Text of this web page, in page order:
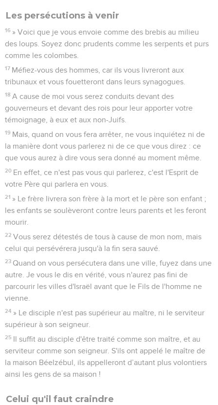
Les persécutions à venir
16 » Voici que je vous envoie comme des brebis au milieu
des loups. Soyez donc prudents comme les serpents et purs
comme les colombes.
17 Méfiez-vous des hommes, car ils vous livreront aux
tribunaux et vous fouetteront dans leurs synagogues.
18 A cause de moi vous serez conduits devant des
gouverneurs et devant des rois pour leur apporter votre
témoignage, à eux et aux non-Juifs.
19 Mais, quand on vous fera arrêter, ne vous inquiétez ni de
la manière dont vous parlerez ni de ce que vous direz : ce
que vous aurez à dire vous sera donné au moment même.
20 En effet, ce n'est pas vous qui parlerez, c'est l'Esprit de
votre Père qui parlera en vous.
21 » Le frère livrera son frère à la mort et le père son enfant ;
les enfants se soulèveront contre leurs parents et les feront
mourir.
22 Vous serez détestés de tous à cause de mon nom, mais
celui qui persévérera jusqu'à la fin sera sauvé.
23 Quand on vous persécutera dans une ville, fuyez dans une
autre. Je vous le dis en vérité, vous n'aurez pas fini de
parcourir les villes d'Israël avant que le Fils de l'homme ne
vienne.
24 » Le disciple n'est pas supérieur au maître, ni le serviteur
supérieur à son seigneur.
25 Il suffit au disciple d'être traité comme son maître, et au
serviteur comme son seigneur. S'ils ont appelé le maître de
la maison Béelzébul, ils appelleront d’autant plus volontiers
ainsi les gens de sa maison !
Celui qu'il faut craindre